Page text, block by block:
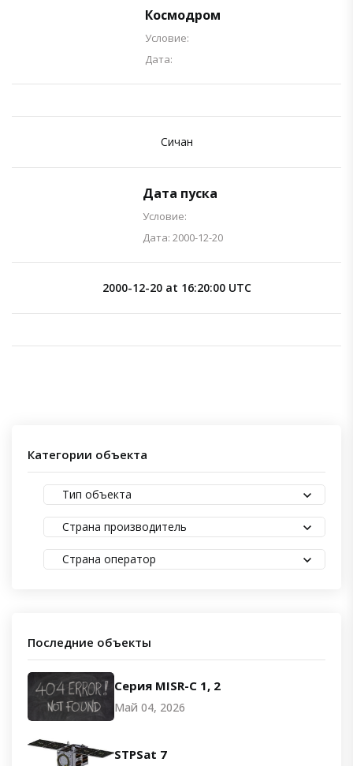
Космодром
Условие:
Дата:
Сичан
Дата пуска
Условие:
Дата: 2000-12-20
2000-12-20 at 16:20:00 UTC
Категории объекта
Тип объекта
Страна производитель
Страна оператор
Последние объекты
Серия MISR-C 1, 2
Май 04, 2026
STPSat 7